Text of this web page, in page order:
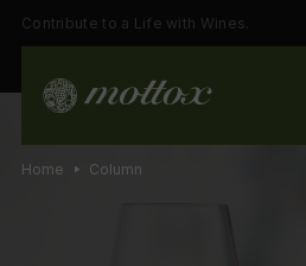
Contribute to a Life with Wines.
Home Column